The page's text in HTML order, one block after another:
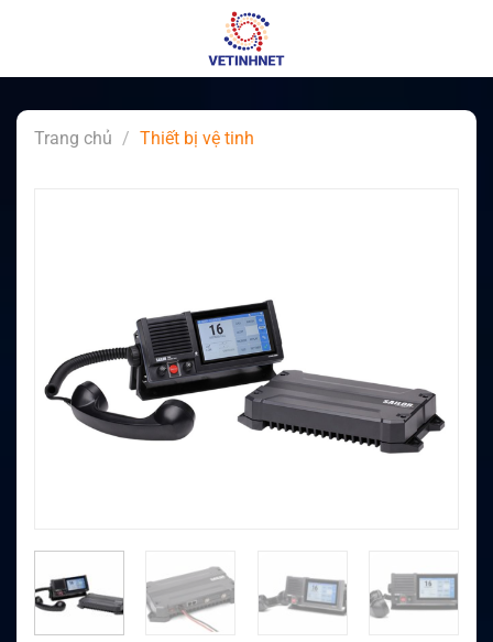
Trang chủ / Thiết bị vệ tinh